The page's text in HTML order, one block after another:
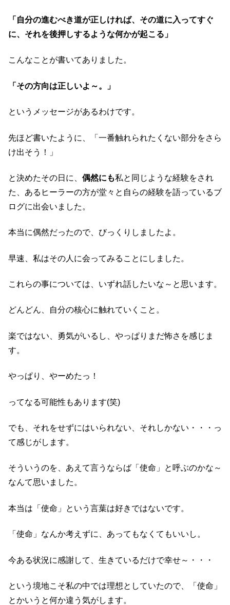
「自分の進むべき道が正しければ、その道に入ってすぐ
に、それを後押しするような何かが起こる」
こんなことが書いてありました。
「その方向は正しいよ～。」
というメッセージがあるわけです。
先ほど書いたように、「一番触れられたくない部分をさら
け出そう！」
と決めたその日に、 偶然にも私と同じような経験をされ
た、あるヒーラーの方が堂々と自らの経験を語っているブ
ログに出会いました。
本当に偶然だったので、びっくりしましたよ。
早速、私はその人に会ってみることにしました。
これらの事については、いずれ話したいな～と思います。
どんどん、自分の核心に触れていくこと。
楽ではない、勇気がいるし、やっぱりまだ怖さを感じま
す。
やっぱり、やーめたっ！
ってなる可能性もあります(笑)
でも、それをせずにはいられない、それしかない・・・っ
て感じがします。
そういうのを、あえて言うならば「使命」と呼ぶのかな～
なんて思いました。
本当は「使命」という言葉は好きではないです。
「使命」なんか考えずに、あってもなくてもいいし。
今ある状況に感謝して、生きているだけで幸せ～・・・
という境地こそ私の中では理想としていたので、「使命」
とかいうと何か違う気がします。